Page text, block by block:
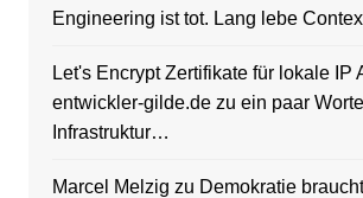
Engineering ist tot. Lang lebe
Let's Encrypt Zertifikate für lokale IP
entwickler-gilde.dezu ein paar
Infrastruktur…
Marcel Melzig zu Demokratie braucht